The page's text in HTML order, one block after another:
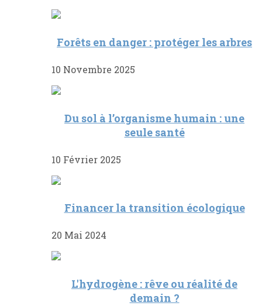
Forêts en danger : protéger les arbres
10 Novembre 2025
Du sol à l’organisme humain : une
seule santé
10 Février 2025
Financer la transition écologique
20 Mai 2024
L'hydrogène : rêve ou réalité de
demain ?